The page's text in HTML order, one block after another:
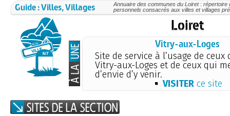
Guide : Villes, Villages
Annuaire des communes du Loiret : répertoire
personnels consacrés aux villes et villages
Loiret
Vitry-aux-Loges
Site de service à l’usage de
Vitry-aux-Loges et de ceux qui
d’envie d’y venir.
VISITERce site